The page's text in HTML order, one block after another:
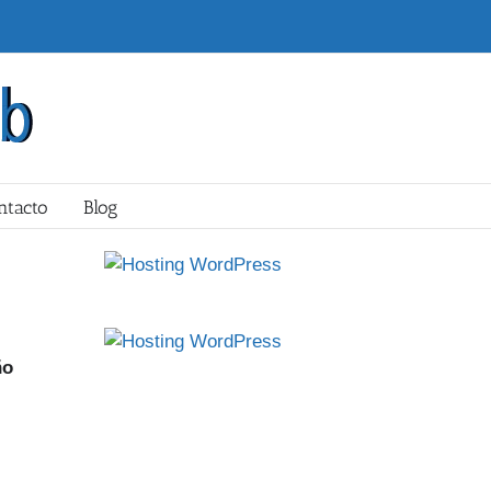
Blog